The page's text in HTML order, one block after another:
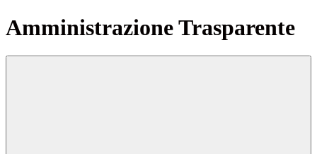
Amministrazione Trasparente